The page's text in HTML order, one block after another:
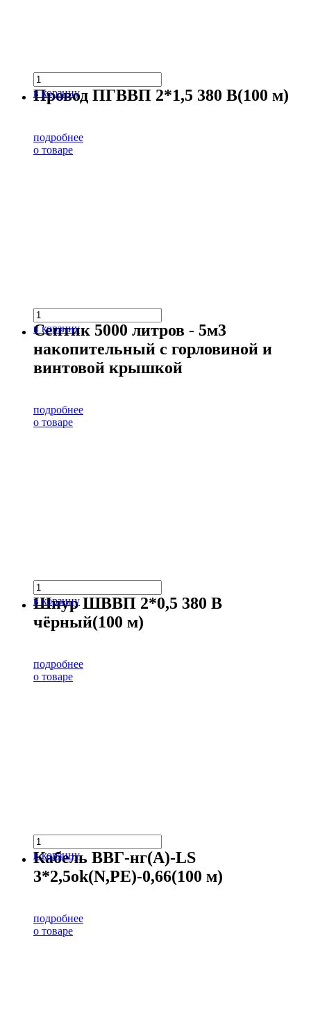
в корзину
Провод ПГВВП 2*1,5 380 В(100 м)
подробнее
о товаре
в корзину
Септик 5000 литров - 5м3
накопительный с горловиной и
винтовой крышкой
подробнее
о товаре
в корзину
Шнур ШВВП 2*0,5 380 В
чёрный(100 м)
подробнее
о товаре
в корзину
Кабель ВВГ-нг(А)-LS
3*2,5ok(N,PE)-0,66(100 м)
подробнее
о товаре